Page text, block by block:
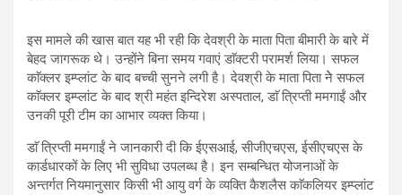
इस मामले की खास बात यह भी रही कि देवश्री के माता पिता बीमारी के बारे में
बेहद जागरूक थे। उन्होंने बिना समय गवाएं डाॅक्टरी परामर्श लिया। सफल
काॅक्लर इम्प्लांट के बाद बच्ची सुनने लगी है। देवश्री के माता पिता नेे सफल
काॅक्लर इम्प्लांट के बाद श्री महंत इन्दिरेश अस्पताल, डाॅ त्रिप्ती ममगाईं और
उनकी पूरी टीम का आभार व्यक्त किया।
डाॅ त्रिप्ती ममगाईं ने जानकारी दी कि ईएसआई, सीजीएचएस, ईसीएचएस के
कार्डधारकों के लिए भी सुविधा उपलब्ध है। इन सम्बन्धित योजनाओं के
अन्तर्गत नियमानुसार किसी भी आयु वर्ग के व्यक्ति कैशलैस काॅकलियर इम्प्लांट